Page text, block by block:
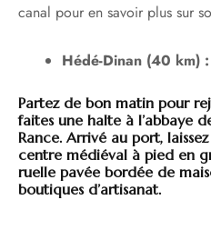
canal pour en savoir plus sur
Hédé-Dinan (40 km) :
Partez de bon matin pour
faites une halte à l’abbaye
Rance. Arrivé au port,
centre médiéval à pied en
ruelle pavée bordée de
boutiques d’artisanat.